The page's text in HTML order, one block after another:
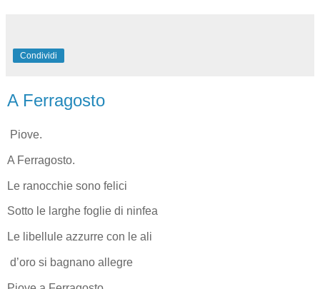
Condividi
A Ferragosto
Piove.
A Ferragosto.
Le ranocchie sono felici
Sotto le larghe foglie di ninfea
Le libellule azzurre con le ali
d’oro si bagnano allegre